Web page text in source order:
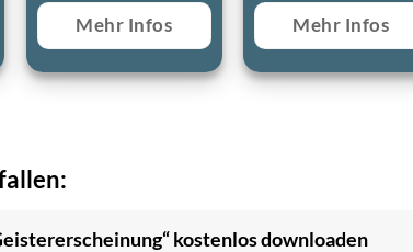
Mehr Infos Mehr Infos
kostenlos downloaden